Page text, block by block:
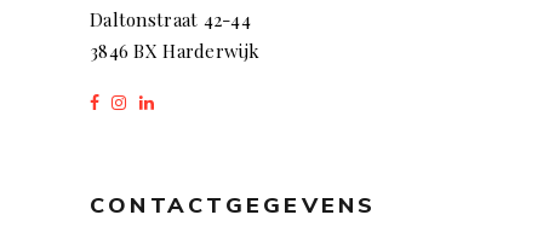
Daltonstraat 42-44
3846 BX Harderwijk
CONTACTGEGEVENS